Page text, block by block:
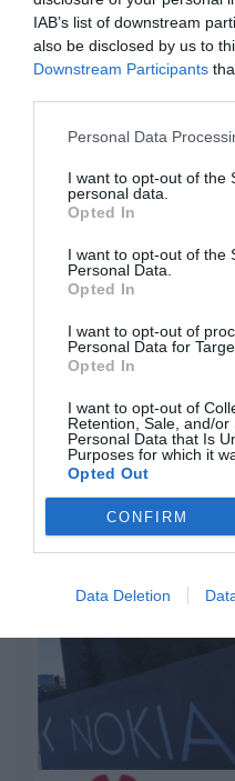
IAB’s list of downstream
also be disclosed by us to
Downstream Participants
Personal Data
I want to opt-out of the
personal data.
Opted In
I want to opt-out of the
Personal Data.
Opted In
I want to opt-out of
Personal Data for
Opted In
I want to opt-out of
Retention, Sale, and/or
Personal Data that Is
Purposes for which it
Opted Out
CONFIRM
Data Deletion
Marcelo Gullo: “El
historia, de poner la
desmontar la
cristiano"
por Hispanidad
Artículos anteriores
DIARIO DE LA
Oír se manifiesta
“Pedro Sánchez es
por Redacción
Artículos anteriores
Enormes minucias